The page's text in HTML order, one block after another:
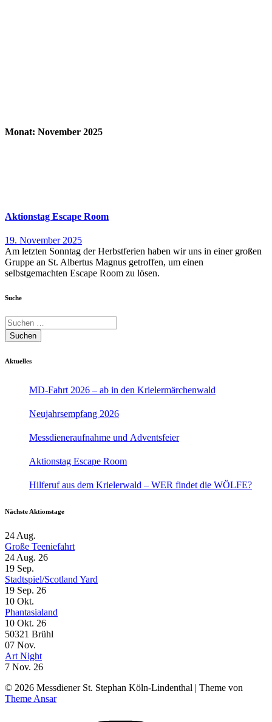
Monat: November 2025
Aktionstag Escape Room
19. November 2025
Am letzten Sonntag der Herbstferien haben wir uns in einer großen
Gruppe an St. Albertus Magnus getroffen, um einen
selbstgemachten Escape Room zu lösen.
Suche
Suchen
Aktuelles
MD-Fahrt 2026 – ab in den Krielermärchenwald
Neujahrsempfang 2026
Messdieneraufnahme und Adventsfeier
Aktionstag Escape Room
Hilferuf aus dem Krielerwald – WER findet die WÖLFE?
Nächste Aktionstage
24 Aug.
Große Teeniefahrt
24 Aug. 26
19 Sep.
Stadtspiel/Scotland Yard
19 Sep. 26
10 Okt.
Phantasialand
10 Okt. 26
50321 Brühl
07 Nov.
Art Night
7 Nov. 26
© 2026 Messdiener St. Stephan Köln-Lindenthal | Theme von
Theme Ansar